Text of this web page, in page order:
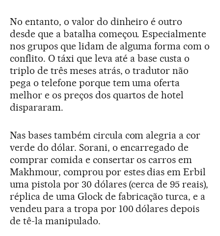
No entanto, o valor do dinheiro é outro
desde que a batalha começou. Especialmente
nos grupos que lidam de alguma forma com o
conflito. O táxi que leva até a base custa o
triplo de três meses atrás, o tradutor não
pega o telefone porque tem uma oferta
melhor e os preços dos quartos de hotel
dispararam.
Nas bases também circula com alegria a cor
verde do dólar. Sorani, o encarregado de
comprar comida e consertar os carros em
Makhmour, comprou por estes dias em Erbil
uma pistola por 30 dólares (cerca de 95 reais),
réplica de uma Glock de fabricação turca, e a
vendeu para a tropa por 100 dólares depois
de tê-la manipulado.